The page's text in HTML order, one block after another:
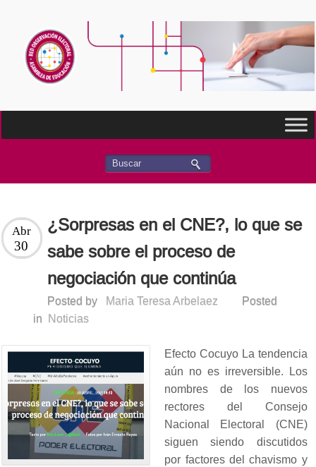
¿Sorpresas en el CNE?, lo que se
sabe sobre el proceso de
negociación que continúa
Abr
30
Posted by Maria Teresa Arbelaez
Posted
in
Noticias
Efecto Cocuyo La tendencia
aún no es irreversible. Los
nombres de los nuevos
rectores del Consejo
Nacional Electoral (CNE)
siguen siendo discutidos
por factores del chavismo y